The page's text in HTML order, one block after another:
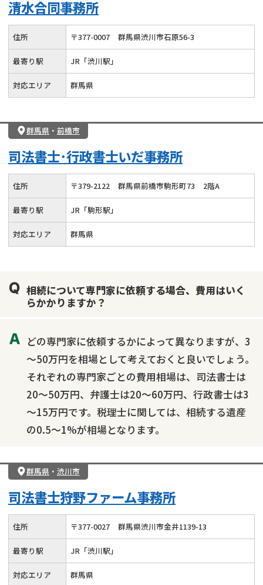
清水合同事務所
住所 〒377-0007 群馬県渋川市石原56-3
最寄り駅 JR「渋川駅」
対応エリア 群馬県
群馬県 ・ 前橋市
司法書士･行政書士いだ事務所
住所 〒379-2122 群馬県前橋市駒形町73 2階A
最寄り駅 JR「駒形駅」
対応エリア 群馬県
相続について専門家に依頼する場合、費用はいく
らかかりますか？
どの専門家に依頼するかによって異なりますが、3
～50万円を相場として考えておくと良いでしょう。
それぞれの専門家ごとの費用相場は、司法書士は
20～50万円、弁護士は20～60万円、行政書士は3
～15万円です。税理士に関しては、相続する遺産
の0.5～1%が相場となります。
群馬県 ・ 渋川市
司法書士狩野ファーム事務所
住所 〒377-0027 群馬県渋川市金井1139-13
最寄り駅 JR「渋川駅」
対応エリア 群馬県